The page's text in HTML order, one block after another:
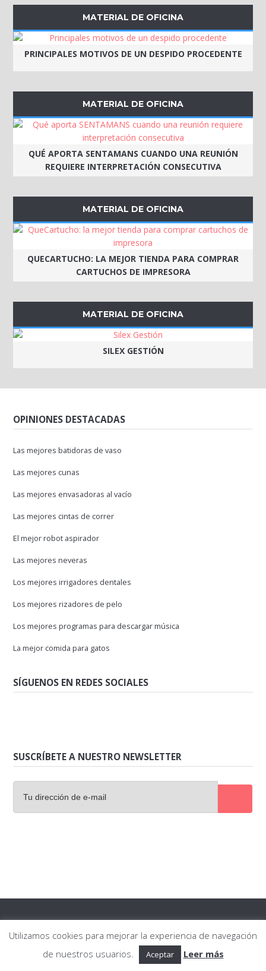
MATERIAL DE OFICINA
PRINCIPALES MOTIVOS DE UN DESPIDO PROCEDENTE
MATERIAL DE OFICINA
QUÉ APORTA SENTAMANS CUANDO UNA REUNIÓN
REQUIERE INTERPRETACIÓN CONSECUTIVA
MATERIAL DE OFICINA
QUECARTUCHO: LA MEJOR TIENDA PARA COMPRAR
CARTUCHOS DE IMPRESORA
MATERIAL DE OFICINA
SILEX GESTIÓN
OPINIONES DESTACADAS
Las mejores batidoras de vaso
Las mejores cunas
Las mejores envasadoras al vacío
Las mejores cintas de correr
El mejor robot aspirador
Las mejores neveras
Los mejores irrigadores dentales
Los mejores rizadores de pelo
Los mejores programas para descargar música
La mejor comida para gatos
SÍGUENOS EN REDES SOCIALES
SUSCRÍBETE A NUESTRO NEWSLETTER
Contáctanos
Política de privacidad
Utilizamos cookies para mejorar la experiencia de navegación
de nuestros usuarios.
Aceptar Leer más